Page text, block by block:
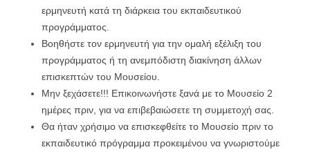
ερμηνευτή κατά τη διάρκεια του εκπαιδευτικού
προγράμματος.
Βοηθήστε τον ερμηνευτή για την ομαλή εξέλιξη του
προγράμματος ή τη ανεμπόδιστη διακίνηση άλλων
επισκεπτών του Μουσείου.
Μην ξεχάσετε!!! Επικοινωνήστε ξανά με το Μουσείο 2
ημέρες πριν, για να επιβεβαιώσετε τη συμμετοχή σας.
Θα ήταν χρήσιμο να επισκεφθείτε το Μουσείο πριν το
εκπαιδευτικό πρόγραμμα προκειμένου να γνωριστούμε